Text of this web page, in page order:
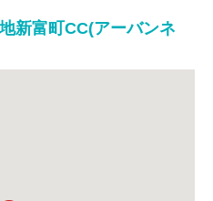
富町CC(アーバンネ